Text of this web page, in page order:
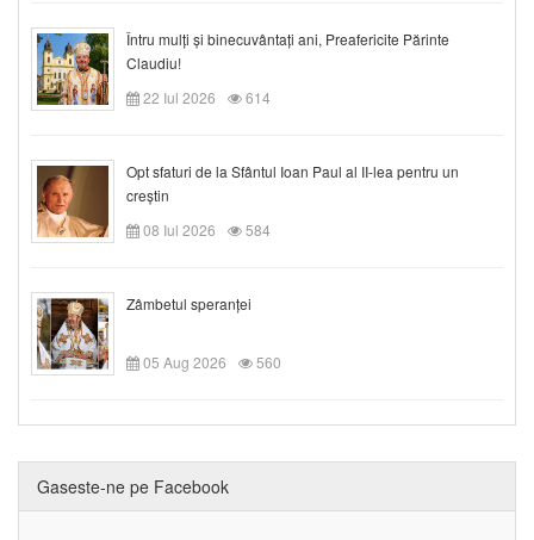
Întru mulți și binecuvântați ani, Preafericite Părinte
Claudiu!
22 Iul 2026
614
Opt sfaturi de la Sfântul Ioan Paul al II-lea pentru un
creștin
08 Iul 2026
584
Zâmbetul speranței
05 Aug 2026 560
Gaseste-ne pe Facebook